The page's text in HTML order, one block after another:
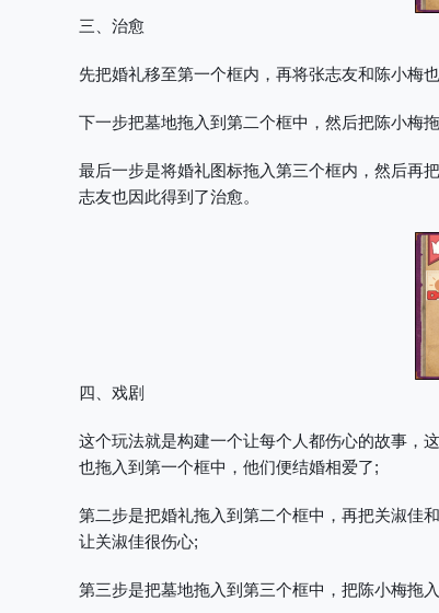
三、治愈
先把婚礼移至第一个框内，再将张志友和陈小梅
下一步把墓地拖入到第二个框中，然后把陈小梅
最后一步是将婚礼图标拖入第三个框内，然后再
志友也因此得到了治愈。
四、戏剧
这个玩法就是构建一个让每个人都伤心的故事，
也拖入到第一个框中，他们便结婚相爱了;
第二步是把婚礼拖入到第二个框中，再把关淑佳
让关淑佳很伤心;
第三步是把墓地拖入到第三个框中，把陈小梅拖